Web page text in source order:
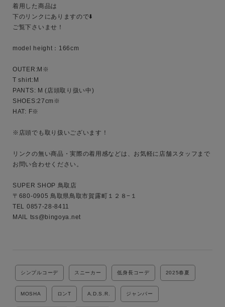
着用した商品は
下のリンクにありますので⬇️
ご覧下さいませ！
model height：166cm
OUTER:M※
T shirt:M
PANTS: M (店頭取り扱い中)
SHOES:27cm※
HAT: F※
※店頭でも取り扱いございます！
リンクの無い商品・実際の着用感などは、お気軽に店舗スタッフまで
お問い合わせください。
SUPER SHOP 鳥取店
〒680-0905 鳥取県鳥取市賀露町１２８−１
TEL 0857-28-8411
MAIL tss@bingoya.net
シンプルコーデ スニーカー 低身長コーデ 2025春夏
MOSHA ロンT A.D.S.R. ジャンパー